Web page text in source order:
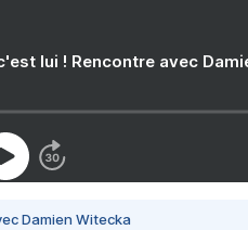
lui ! Rencontre avec
Damien Witecka